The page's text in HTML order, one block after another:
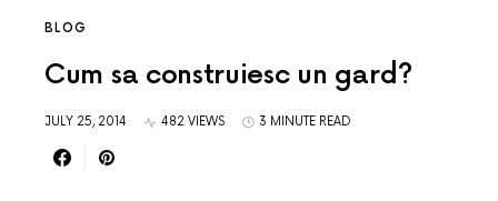
BLOG
Cum sa construiesc un gard?
JULY 25, 2014 482 VIEWS 3 MINUTE READ